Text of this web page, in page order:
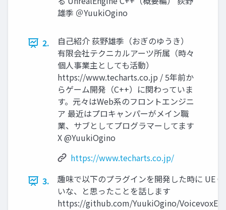
雄季 ＠YuukiOgino
2.
自己紹介 荻野雄季（おぎのゆうき）
有限会社テクニカルアーツ所属（時々
個人事業主としても活動）
https://www.techarts.co.jp / 5年前か
らゲーム開発（C++）に関わっていま
す。元々はWeb系のフロントエンジニ
ア 最近はプロキャンパーがメイン職
業、サブとしてプログラマーしてます
X @YuukiOgino
https://www.techarts.co.jp/
3.
趣味で以下のプラグインを開発した時に UE
いな、と思ったことを話します
https://github.com/YuukiOgino/